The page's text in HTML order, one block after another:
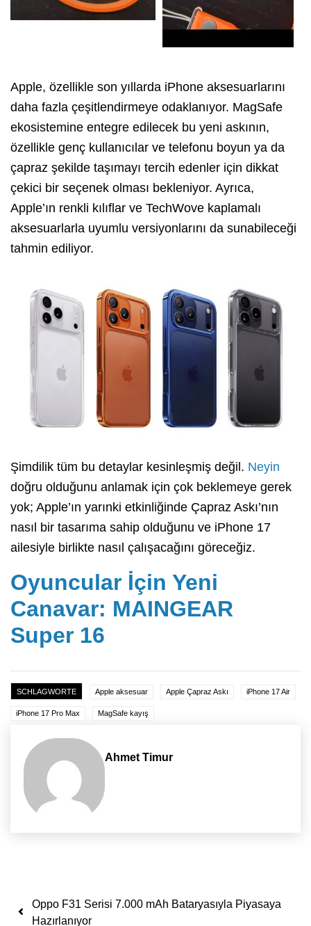
Apple, özellikle son yıllarda iPhone aksesuarlarını
daha fazla çeşitlendirmeye odaklanıyor. MagSafe
ekosistemine entegre edilecek bu yeni askının,
özellikle genç kullanıcılar ve telefonu boyun ya da
çapraz şekilde taşımayı tercih edenler için dikkat
çekici bir seçenek olması bekleniyor. Ayrıca,
Apple’ın renkli kılıflar ve TechWove kaplamalı
aksesuarlarla uyumlu versiyonlarını da sunabileceği
tahmin ediliyor.
Şimdilik tüm bu detaylar kesinleşmiş değil. Neyin
doğru olduğunu anlamak için çok beklemeye gerek
yok; Apple’ın yarınki etkinliğinde Çapraz Askı’nın
nasıl bir tasarıma sahip olduğunu ve iPhone 17
ailesiyle birlikte nasıl çalışacağını göreceğiz.
Oyuncular İçin Yeni
Canavar: MAINGEAR
Super 16
SCHLAGWORTE Apple aksesuar Apple Çapraz Askı iPhone 17 Air
iPhone 17 Pro Max MagSafe kayış
Ahmet Timur
Yazı dolaşımı
Oppo F31 Serisi 7.000 mAh Bataryasıyla Piyasaya
Hazırlanıyor